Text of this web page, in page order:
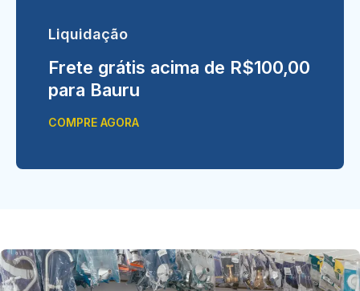
Liquidação
Frete grátis acima de R$100,00
para Bauru
COMPRE AGORA